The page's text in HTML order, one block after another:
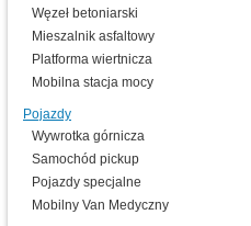
Węzeł betoniarski
Mieszalnik asfaltowy
Platforma wiertnicza
Mobilna stacja mocy
Pojazdy
Wywrotka górnicza
Samochód pickup
Pojazdy specjalne
Mobilny Van Medyczny